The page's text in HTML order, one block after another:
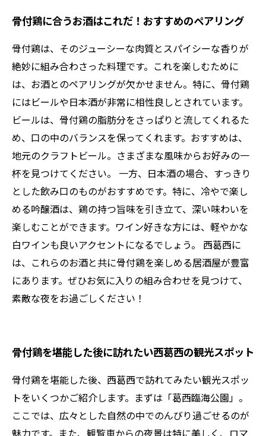
骨付鶏に合うお酒はこれだ！おすすめのペアリング
骨付鶏は、そのジューシーな肉質とスパイシーな香りが
絶妙に組み合わさった料理です。これを楽しむために
は、お酒とのペアリングが欠かせません。特に、骨付鶏
にはビールや日本酒が非常に相性良しとされています。
ビールは、骨付鶏の脂肪分をさっぱりと流してくれるた
め、口の中のバランスを保ってくれます。おすすめは、
地元のクラフトビール。さまざまな風味からお好みの一
杯を見つけてください。 一方、日本酒の場合、すっきり
とした飲み口のものがおすすめです。特に、冷やで楽し
める吟醸酒は、鶏の持つ旨味を引き立て、深い味わいを
楽しむことができます。ワイン好きな方には、軽やかな
白ワインも良いアクセントになるでしょう。 西葛西に
は、これらのお酒と共に骨付鶏を楽しめる居酒屋が豊富
にあります。ぜひお気に入りの組み合わせを見つけて、
素敵な夜をお過ごしください！
骨付鶏を堪能した後に訪れたい西葛西の観光スポット
骨付鶏を堪能した後、西葛西で訪れてみたい観光スポッ
トをいくつかご紹介します。まずは「葛西臨海公園」。
ここでは、広々とした自然の中でのんびり過ごせるのが
魅力です。また、観覧車からの夜景は特に美しく、ロマ